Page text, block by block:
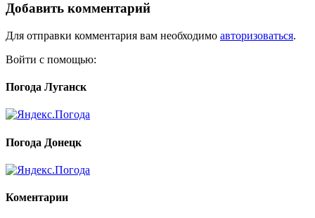
Добавить комментарий
Для отправки комментария вам необходимо авторизоваться.
Войти с помощью:
Погода Луганск
Погода Донецк
Коментарии